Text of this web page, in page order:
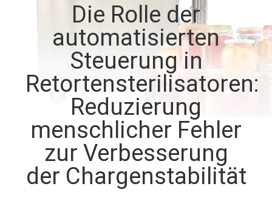
QUALITÄTSKONTROLLE
TRETEN
Die Rolle der
automatisierten
Steuerung in
Retortensterilisatoren:
Reduzierung
menschlicher Fehler
zur Verbesserung
der Chargenstabilität